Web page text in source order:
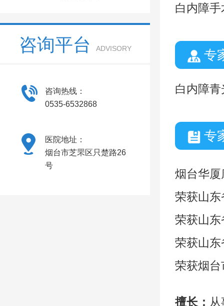
咨询平台 ADVISORY
咨询热线：
0535-6532868
医院地址：
烟台市芝罘区只楚路26
号
白内障
专
白内障
专
烟台华
荣获山
荣获山
荣获山
荣获烟
擅长：